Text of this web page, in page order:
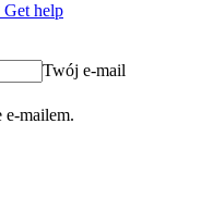
Get help
Twój e-mail
e-mailem.